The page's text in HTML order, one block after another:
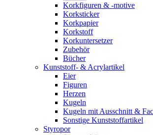
Korkfiguren & -motive
Korksticker
Korkpapier
Korkstoff
Korkuntersetzer
Zubehör
Bücher
Kunststoff- & Acrylartikel
Eier
Figuren
Herzen
Kugeln
Kugeln mit Ausschnitt &
Sonstige Kunststoffartikel
Styropor